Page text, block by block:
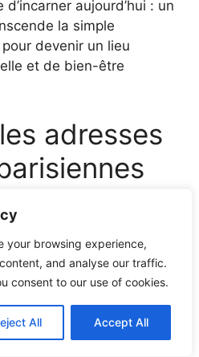
your browsing experience,
and analyse our traffic.
consent to our use of cookies.
All Accept All
d’incarner aujourd’hui : un
la simple
devenir un lieu
et de bien-être
adresses
cette
tradition
modernité
de dissocier ces cuisines